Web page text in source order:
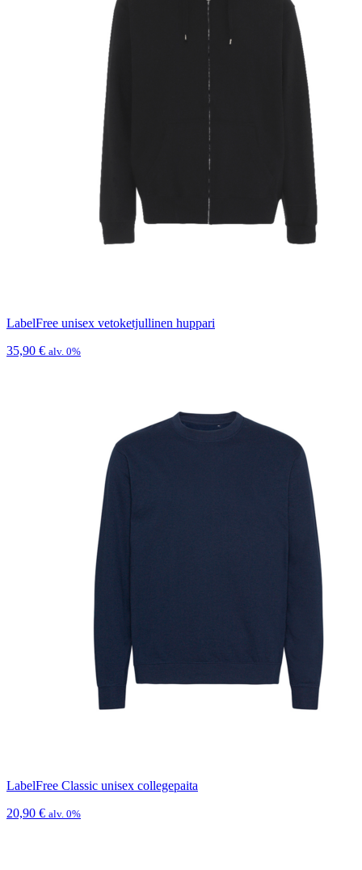
LabelFree unisex vetoketjullinen huppari
35,90 € alv. 0%
LabelFree Classic unisex collegepaita
20,90 € alv. 0%